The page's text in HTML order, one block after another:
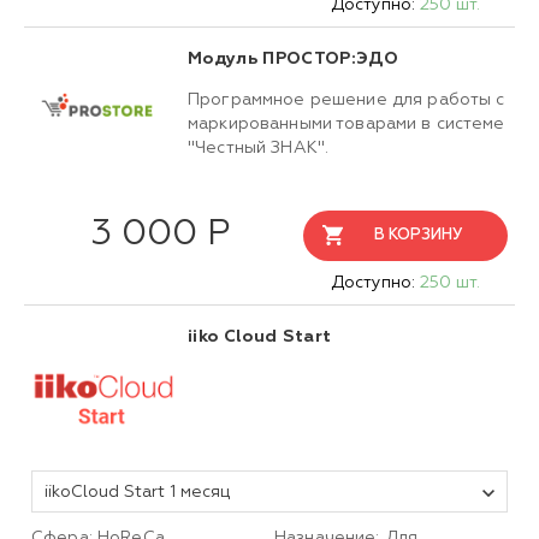
Доступно: 250 шт.
Модуль ПРОСТОР:ЭДО
Программное решение для работы с
маркированными товарами в системе
"Честный ЗНАК".
3 000 Р В КОРЗИНУ
Доступно: 250 шт.
iiko Cloud Start
iikoCloud Start 1 месяц